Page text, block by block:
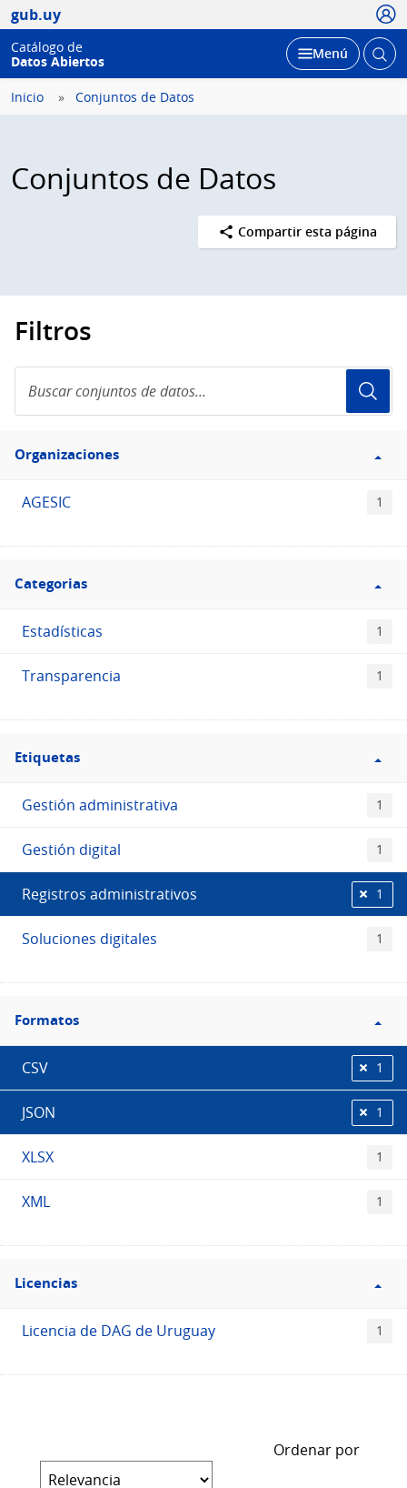
gub.uy
Catálogo de
Datos Abiertos
Desplegar
Menú Abrir
Inicio Conjuntos de Datos
Conjuntos de Datos
Compartir esta página
Filtros
conjuntos
de
Filtro
Organizaciones
Organizaciones
AGESIC 1
Filtro
Categorias
Categorias
Estadísticas 1
Transparencia 1
Filtro
Etiquetas
Etiquetas
Gestión administrativa 1
Gestión digital 1
Registros administrativos 1
Soluciones digitales 1
Filtro
Formatos
Formatos
CSV 1
JSON 1
XLSX 1
XML 1
Filtro
Licencias
Licencias
Licencia de DAG de Uruguay 1
Ordenar por